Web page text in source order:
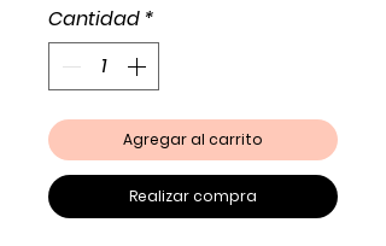
Cantidad *
Agregar al carrito
Realizar compra